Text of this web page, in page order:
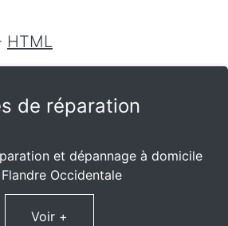
HTML
de réparation
et dépannage à domicile
Occidentale
Voir +